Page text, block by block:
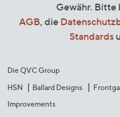
Gewähr. Bitte
AGB, die
Standards
Die QVC Group
HSN
Ballard Designs
Improvements